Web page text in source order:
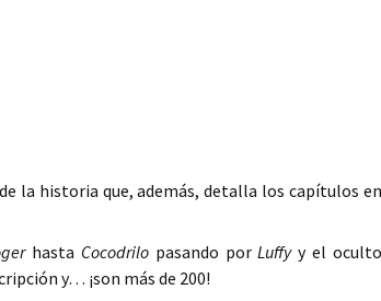
la historia que, además, detalla los capítulos en
hasta Cocodrilopasando porLuffyy el oculto
y… ¡son más de 200!